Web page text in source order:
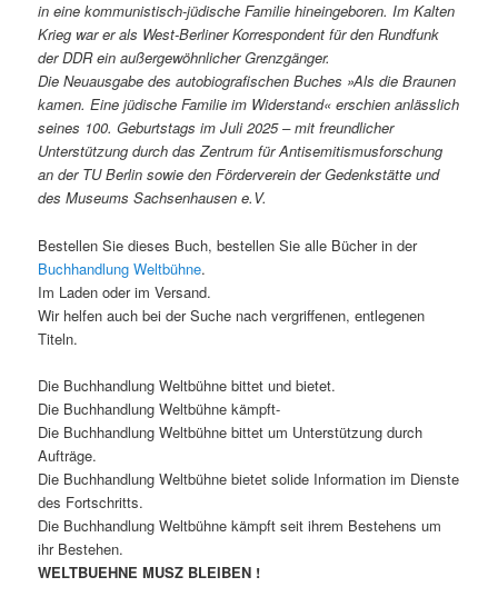
in eine kommunistisch-jüdische Familie hineingeboren. Im Kalten
Krieg war er als West-Berliner Korrespondent für den Rundfunk
der DDR ein außergewöhnlicher Grenzgänger.
Die Neuausgabe des autobiografischen Buches »Als die Braunen
kamen. Eine jüdische Familie im Widerstand« erschien anlässlich
seines 100. Geburtstags im Juli 2025 – mit freundlicher
Unterstützung durch das Zentrum für Antisemitismusforschung
an der TU Berlin sowie den Förderverein der Gedenkstätte und
des Museums Sachsenhausen e.V.
Bestellen Sie dieses Buch, bestellen Sie alle Bücher in der
Buchhandlung Weltbühne.
Im Laden oder im Versand.
Wir helfen auch bei der Suche nach vergriffenen, entlegenen
Titeln.
Die Buchhandlung Weltbühne bittet und bietet.
Die Buchhandlung Weltbühne kämpft-
Die Buchhandlung Weltbühne bittet um Unterstützung durch
Aufträge.
Die Buchhandlung Weltbühne bietet solide Information im Dienste
des Fortschritts.
Die Buchhandlung Weltbühne kämpft seit ihrem Bestehens um
ihr Bestehen.
WELTBUEHNE MUSZ BLEIBEN !